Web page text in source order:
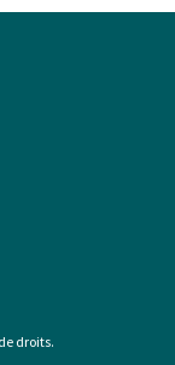
droits.